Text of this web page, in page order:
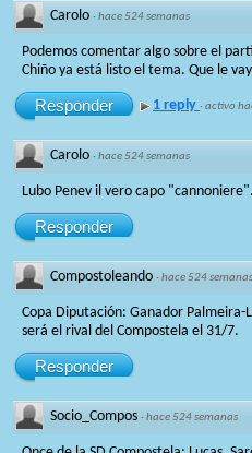
Carolo ·hace 524 semanas
Podemos comentar algo sobre el
Chiño ya está listo el tema. Que le
Responder 1 reply ·activo
Carolo ·hace 524 semanas
Lubo Penev il vero capo "cannoniere".
Responder
Compostoleando ·hace 524 semanas
Copa Diputación: Ganador
será el rival del Compostela el 31/7.
Responder
Socio_Compos ·hace 524 semanas